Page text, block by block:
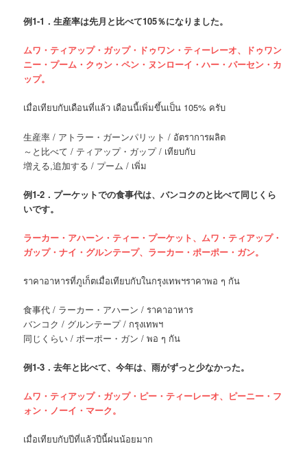
例1-1．生産率は先月と比べて105％になりました。
ムワ・ティアップ・ガップ・ドゥワン・ティーレーオ、ドゥワン
ニー・プーム・クゥン・ペン・ヌンローイ・ハー・パーセン・カ
ップ。
เมื่อเทียบกับเดือนที่แล้ว เดือนนี้เพิ่มขึ้นเป็น 105% ครับ
生産率 / アトラー・ガーンパリット / อัตราการผลิต
～と比べて / ティアップ・ガップ / เทียบกับ
増える,追加する / プーム / เพิ่ม
例1-2．プーケットでの食事代は、バンコクのと比べて同じくら
いです。
ラーカー・アハーン・ティー・プーケット、ムワ・ティアップ・
ガップ・ナイ・グルンテープ、ラーカー・ポーポー・ガン。
ราคาอาหารที่ภูเก็ตเมื่อเทียบกับในกรุงเทพฯราคาพอ ๆ กัน
食事代 / ラーカー・アハーン / ราคาอาหาร
バンコク / グルンテープ / กรุงเทพฯ
同じくらい / ポーポー・ガン / พอ ๆ กัน
例1-3．去年と比べて、今年は、雨がずっと少なかった。
ムワ・ティアップ・ガップ・ピー・ティーレーオ、ピーニー・フ
ォン・ノーイ・マーク。
เมื่อเทียบกับปีที่แล้วปีนี้ฝนน้อยมาก